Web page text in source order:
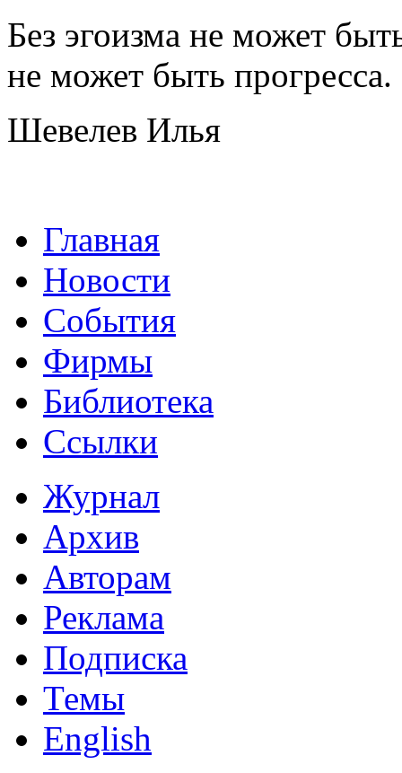
Без эгоизма не может
не может быть прогресса.
Шевелев Илья
Главная
Новости
События
Фирмы
Библиотека
Ссылки
Журнал
Архив
Авторам
Реклама
Подписка
Темы
English